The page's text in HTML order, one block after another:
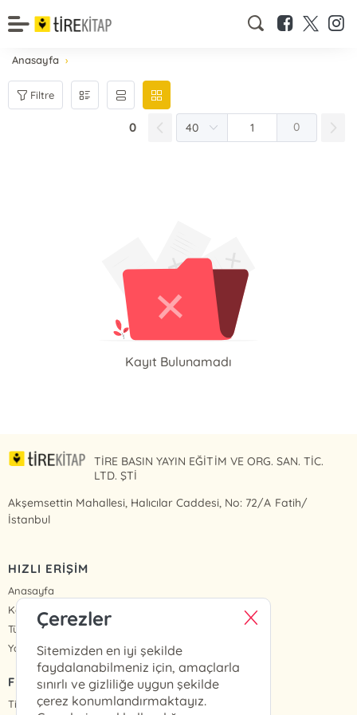
Anasayfa
Filtre
0 0
Kayıt Bulunamadı
TİRE BASIN YAYIN EĞİTİM VE ORG. SAN. TİC.
LTD. ŞTİ
Akşemsettin Mahallesi, Halıcılar Caddesi, No: 72/A Fatih/
İstanbul
HIZLI ERİŞİM
Anasayfa
Kategoriler
Tüm Kitaplar
Yazarlar
FİYAT LİSTESİ
Tire Kitap Fiyat Listesi
Çerezler
Sitemizden en iyi şekilde
faydalanabilmeniz için, amaçlarla
sınırlı ve gizliliğe uygun şekilde
çerez konumlandırmaktayız.